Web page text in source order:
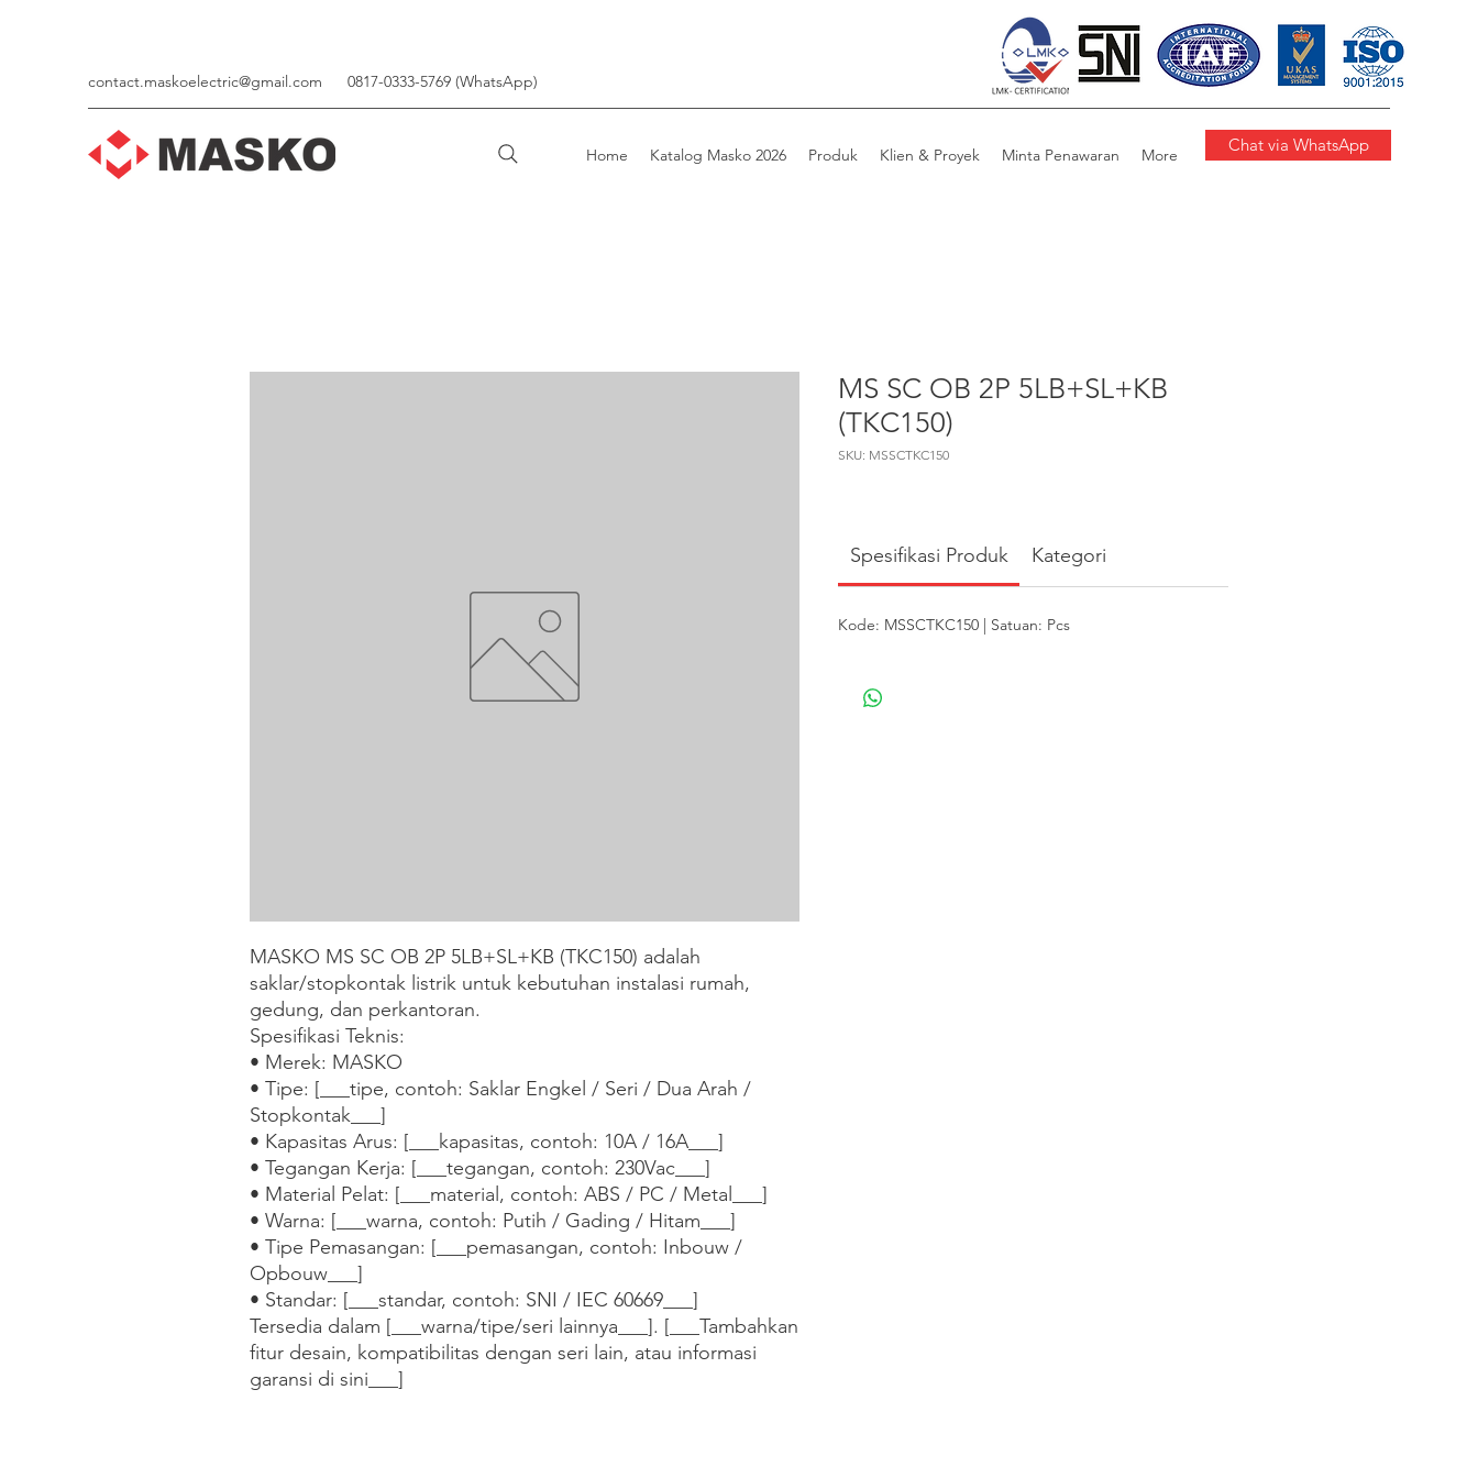
contact.maskoelectric@gmail.com 0817-0333-5769 (WhatsApp)
Home Katalog Masko 2026 Produk Klien & Proyek Minta Penawaran More Chat via WhatsApp
MASKO MS SC OB 2P 5LB+SL+KB (TKC150) adalah
saklar/stopkontak listrik untuk kebutuhan instalasi rumah,
gedung, dan perkantoran.
Spesifikasi Teknis:
• Merek: MASKO
• Tipe: [___tipe, contoh: Saklar Engkel / Seri / Dua Arah /
Stopkontak___]
• Kapasitas Arus: [___kapasitas, contoh: 10A / 16A___]
• Tegangan Kerja: [___tegangan, contoh: 230Vac___]
• Material Pelat: [___material, contoh: ABS / PC / Metal___]
• Warna: [___warna, contoh: Putih / Gading / Hitam___]
• Tipe Pemasangan: [___pemasangan, contoh: Inbouw /
Opbouw___]
• Standar: [___standar, contoh: SNI / IEC 60669___]
Tersedia dalam [___warna/tipe/seri lainnya___]. [___Tambahkan
fitur desain, kompatibilitas dengan seri lain, atau informasi
garansi di sini___]
MS SC OB 2P 5LB+SL+KB
(TKC150)
SKU: MSSCTKC150
Spesifikasi Produk Kategori
Kode: MSSCTKC150 | Satuan: Pcs